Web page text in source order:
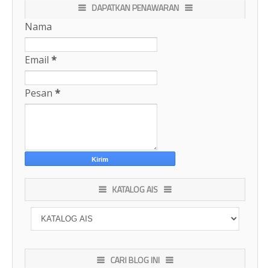
DAPATKAN PENAWARAN
Nama
Email *
Pesan *
KATALOG AIS
CARI BLOG INI